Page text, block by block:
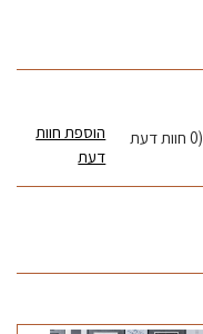
(0 חוות דעת
הוספת חוות
דעת